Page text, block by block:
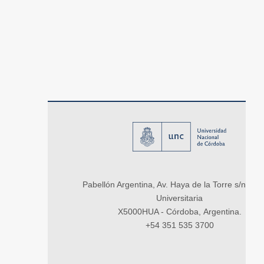
Pabellón Argentina, Av. Haya de la Torre s/n,
Universitaria
X5000HUA - Córdoba, Argentina.
+54 351 535 3700